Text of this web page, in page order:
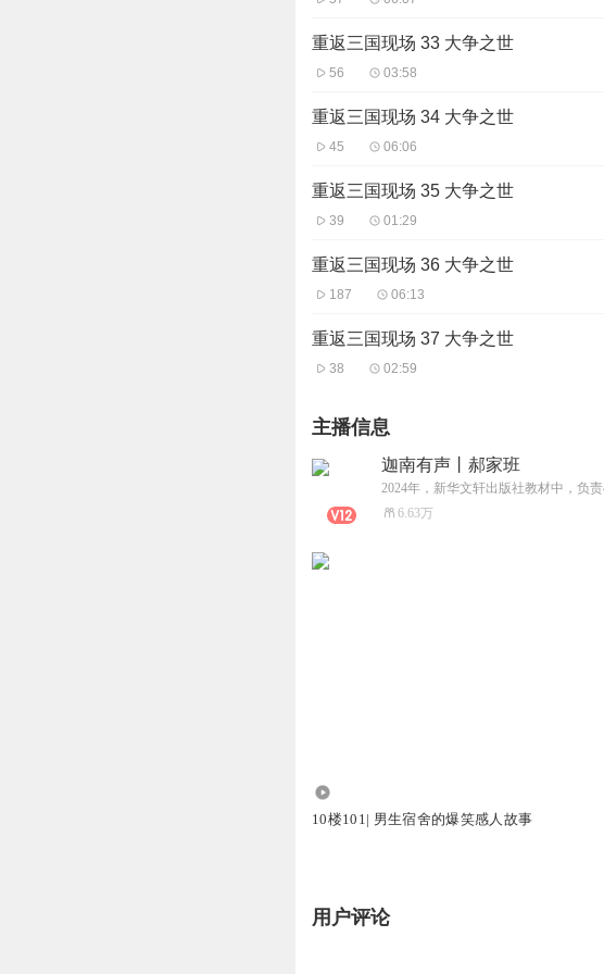
重返三国现场 33 大争之世
56 03:58
重返三国现场 34 大争之世
45 06:06
重返三国现场 35 大争之世
39 01:29
重返三国现场 36 大争之世
187 06:13
重返三国现场 37 大争之世
38 02:59
主播信息
迦南有声丨郝家班
6.63万
10楼101| 男生宿舍的爆笑感人故事
用户评论